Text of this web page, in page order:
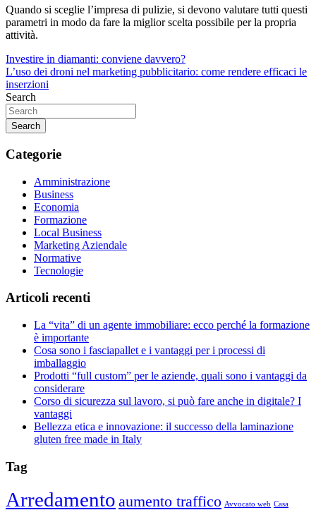
Quando si sceglie l’impresa di pulizie, si devono valutare tutti questi
parametri in modo da fare la miglior scelta possibile per la propria
attività.
Navigazione
articoli
Investire in diamanti: conviene davvero?
L’uso dei droni nel marketing pubblicitario: come rendere efficaci le
inserzioni
Search
Search
Categorie
Amministrazione
Business
Economia
Formazione
Local Business
Marketing Aziendale
Normative
Tecnologie
Articoli recenti
La “vita” di un agente immobiliare: ecco perché la formazione
è importante
Cosa sono i fasciapallet e i vantaggi per i processi di
imballaggio
Prodotti “full custom” per le aziende, quali sono i vantaggi da
considerare
Corso di sicurezza sul lavoro, si può fare anche in digitale? I
vantaggi
Bellezza etica e innovazione: il successo della laminazione
gluten free made in Italy
Tag
Arredamento aumento traffico Avvocato web Casa